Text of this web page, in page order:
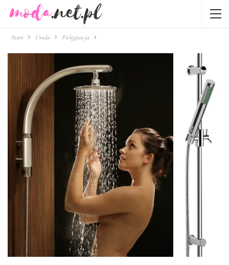
Start Uroda Pielęgnacja